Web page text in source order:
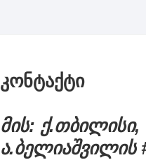
კონტაქტი
მის: ქ.თბილისი,
ა.ბელიაშვილის